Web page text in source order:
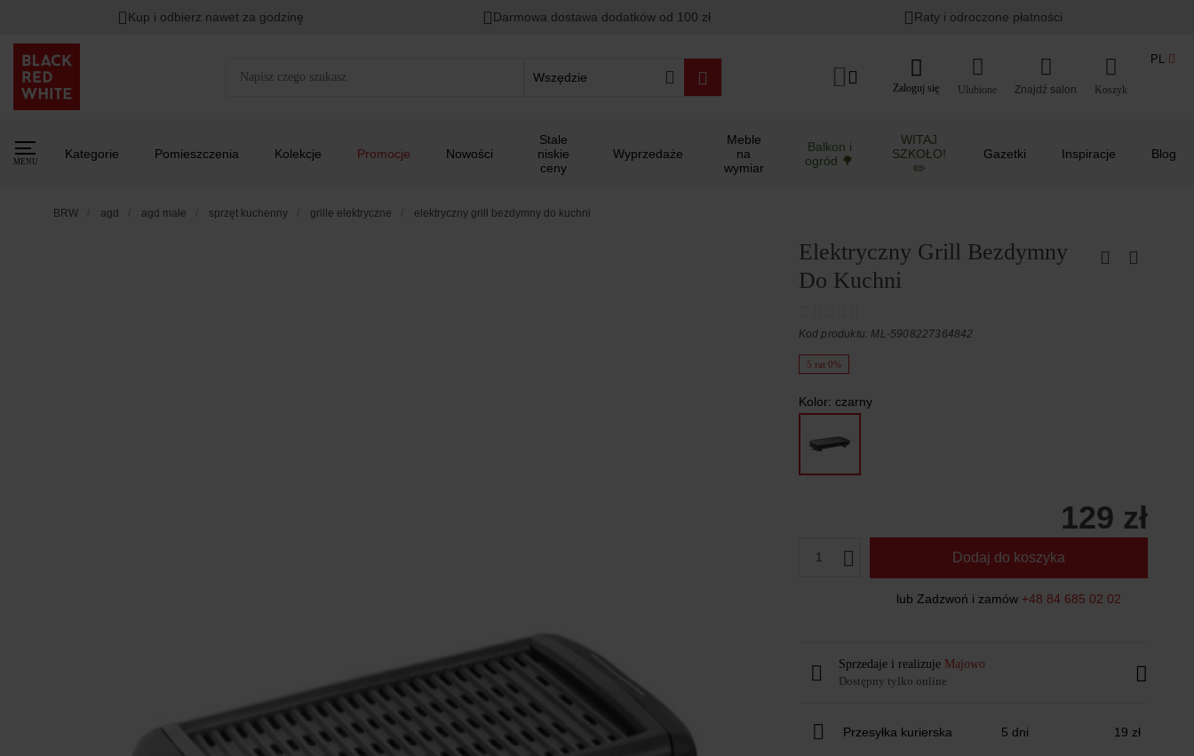
Kup i odbierz nawet za godzinę Darmowa dostawa dodatków od 100 zł Raty i odroczone płatności
Wszędzie
Zaloguj się Ulubione Koszyk
PL
MENU
Kategorie Pomieszczenia Kolekcje Promocje Nowości
Stale
niskie
ceny
Wyprzedaże
Meble
na
wymiar
Balkon i
ogród 🌳
WITAJ
SZKOŁO!
✏️
Gazetki Inspiracje Blog
BRW agd agd małe sprzęt kuchenny grille elektryczne elektryczny grill bezdymny do kuchni
Elektryczny Grill Bezdymny
Do Kuchni
Kod produktu: ML-5908227364842
5 rat 0%
Kolor: czarny
129 zł
1 Dodaj do koszyka
lub Zadzwoń i zamów +48 84 685 02 02
Sprzedaje i realizuje Majowo
Dostępny tylko online
Przesyłka kurierska 5 dni 19 zł